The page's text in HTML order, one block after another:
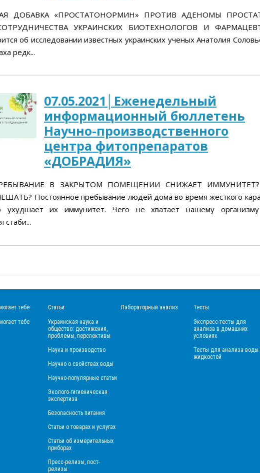
ДОБАВКА «ПРОСТАТОНОРМИН» ПРОТИВ АДЕНОМЫ
УКРАИНСКИХ БИОТЕХНОЛОГОВ И
об исследовании известных украинских ученых Анатолия
редк...
07.05.2021│Еженедельный
информационный бюллетень
Научно-производственного
центра фитопрепаратов
«ДОБРАДИЯ»
В ЗАКРЫТОМ ПОМЕЩЕНИИ СНИЖАЕТ
Постоянное пребывание людей дома во время жесткого
ухудшает их иммунитет. Чего не хватает нашему
стаби...
тебе
тебе
Статьи
Украинская наука и
общество: достижения,
проблемы, перспективы
Наука и производство
Научно о свойствах воды
Научно-популярные статьи
Эколого-гигиеническая
экспертиза
Безопасность питания
Статьи о товарах и услугах
Статьи об измерительных
приборах
Пресс-релизы, пост-
релизы
Лабораторный анализ Тесты
Экспресс-тесты для
анализа в домашних
условиях
Тесты для анализа воды
жидкостей